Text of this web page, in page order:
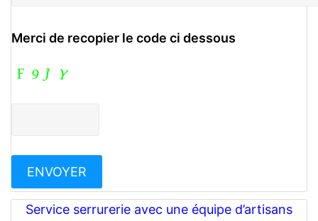
Merci de recopier le code ci dessous
Service serrurerie avec une équipe d’artisans